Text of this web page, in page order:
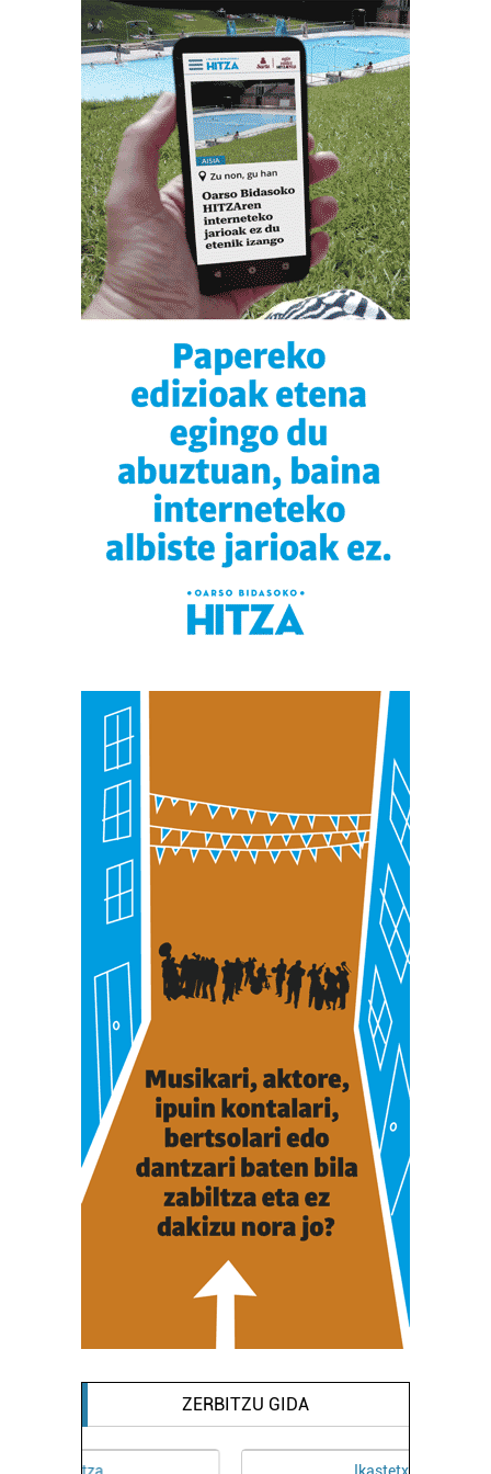
datuen atalean. Edozein unetan alda edo ken dezakezu
zure baimena Cookieen adierazpenean.
Webgune honek cookie propioak eta hirugarrenen cookie-
fitxategiak erabiltzen ditu. Zure esperientzia eta
zerbitzuak hobetzeko asmoz, cookie teknologiaz
baliatzen gara. Ohar hau onartuz gero, teknologia hori
erabiltzeko baimen esplizitua ematen diguzu.Gehiago
irakurri
ZERBITZU GIDA